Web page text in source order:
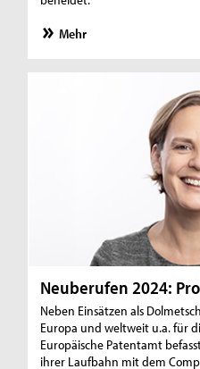
Mehr
Neuberufen 2024:
Neben Einsätzen als
Europa und weltweit u.a. für
Europäische Patentamt
ihrer Laufbahn mit dem